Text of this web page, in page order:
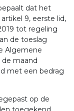
dat het
9, eerste lid,
tot regeling
de toeslag
Algemene
de maand
met een bedrag
op de